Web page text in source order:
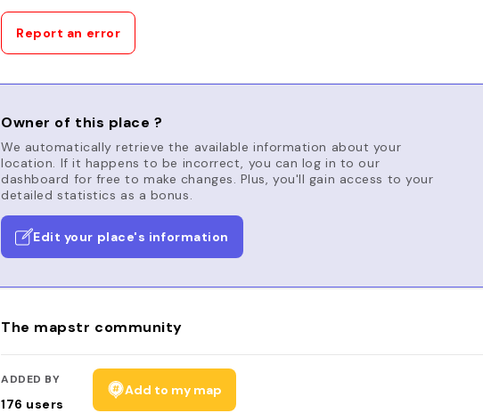
Report an error
Owner of this place ?
We automatically retrieve the available information about your
location. If it happens to be incorrect, you can log in to our
dashboard for free to make changes. Plus, you'll gain access to your
detailed statistics as a bonus.
Edit your place's information
The mapstr community
ADDED BY
176 users
Add to my map